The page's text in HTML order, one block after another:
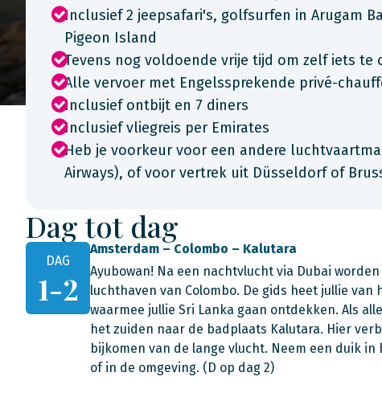
Inclusief 2 jeepsafari's, golfsurfen in Arugam
Pigeon Island
Tevens nog voldoende vrije tijd om zelf iets te
Alle vervoer met Engelssprekende privé-
Inclusief ontbijt en 7 diners
Inclusief vliegreis per Emirates
Heb je voorkeur voor een andere
Airways), of voor vertrek uit Düsseldorf of
Dag tot dag
DAG
1-2
Amsterdam – Colombo – Kalutara
Ayubowan! Na een nachtvlucht via Dubai
luchthaven van Colombo. De gids heet jullie
waarmee jullie Sri Lanka gaan ontdekken. Als
het zuiden naar de badplaats Kalutara. Hier
bijkomen van de lange vlucht. Neem een duik
of in de omgeving. (D op dag 2)